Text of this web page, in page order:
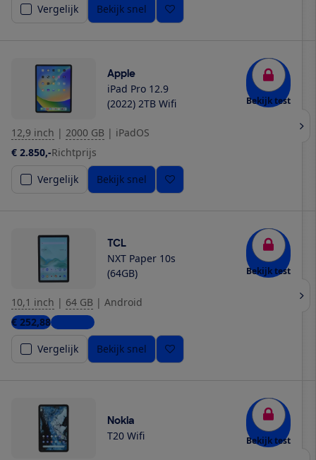
Vergelijk Bekijk snel
Apple
iPad Pro 12.9
(2022) 2TB Wifi
Bekijk test
12,9 inch | 2000 GB | iPadOS
€ 2.850,-Richtprijs
Vergelijk
Bekijk snel
TCL
NXT Paper 10s
(64GB)
Bekijk test
10,1 inch | 64 GB | Android
€ 252,882 winkels
Vergelijk
Bekijk snel
Nokia
T20 Wifi Bekijk test